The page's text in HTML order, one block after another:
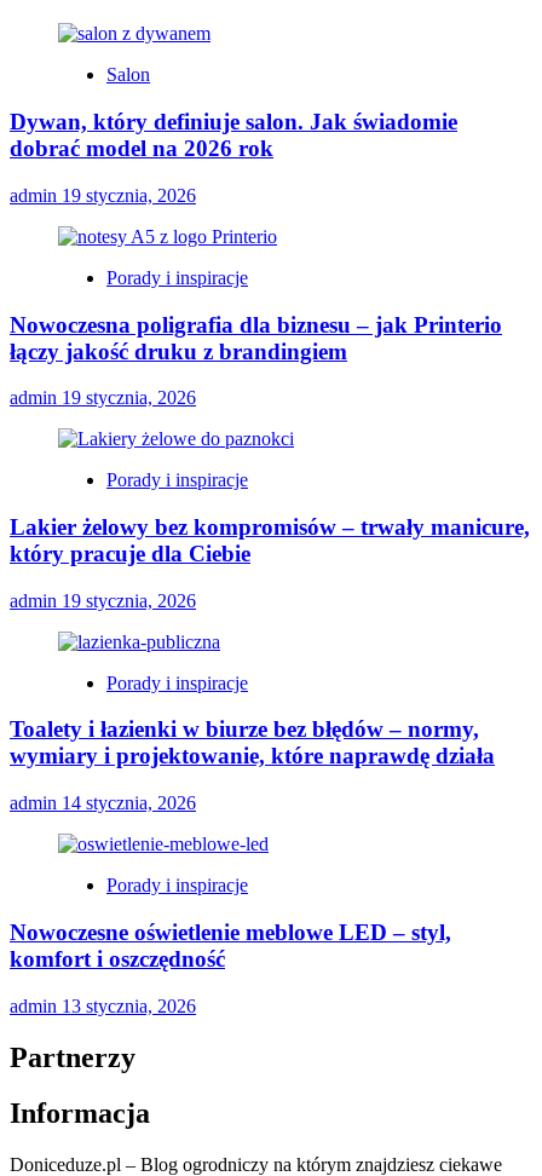
Salon
Dywan, który definiuje salon. Jak świadomie
dobrać model na 2026 rok
admin 19 stycznia, 2026
Porady i inspiracje
Nowoczesna poligrafia dla biznesu – jak Printerio
łączy jakość druku z brandingiem
admin 19 stycznia, 2026
Porady i inspiracje
Lakier żelowy bez kompromisów – trwały manicure,
który pracuje dla Ciebie
admin 19 stycznia, 2026
Porady i inspiracje
Toalety i łazienki w biurze bez błędów – normy,
wymiary i projektowanie, które naprawdę działa
admin 14 stycznia, 2026
Porady i inspiracje
Nowoczesne oświetlenie meblowe LED – styl,
komfort i oszczędność
admin 13 stycznia, 2026
Partnerzy
Informacja
Doniceduze.pl – Blog ogrodniczy na którym znajdziesz ciekawe